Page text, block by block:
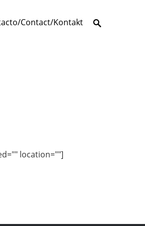
Contact/Kontakt
location=""]